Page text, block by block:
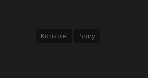
Konsole Sony